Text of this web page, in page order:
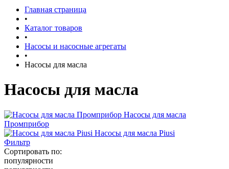
Главная страница
•
Каталог товаров
•
Насосы и насосные агрегаты
•
Насосы для масла
Насосы для масла
Насосы для масла
Промприбор
Насосы для масла Piusi
Фильтр
Сортировать по:
популярности